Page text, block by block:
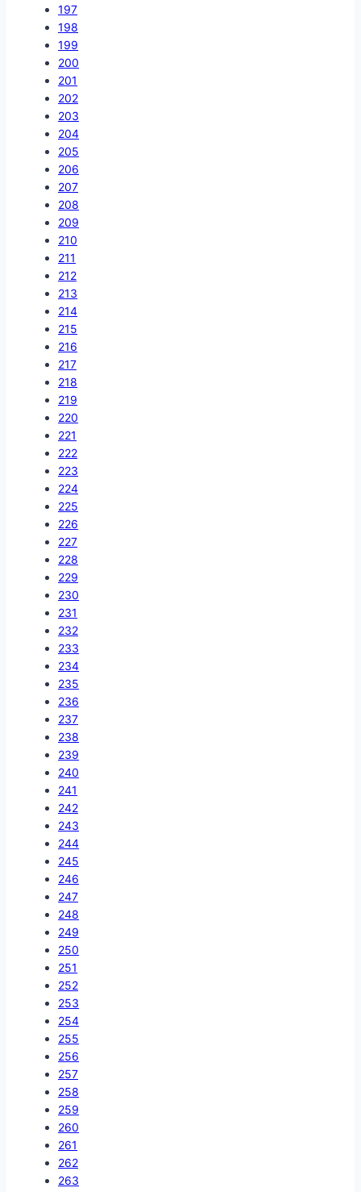
197
198
199
200
201
202
203
204
205
206
207
208
209
210
211
212
213
214
215
216
217
218
219
220
221
222
223
224
225
226
227
228
229
230
231
232
233
234
235
236
237
238
239
240
241
242
243
244
245
246
247
248
249
250
251
252
253
254
255
256
257
258
259
260
261
262
263